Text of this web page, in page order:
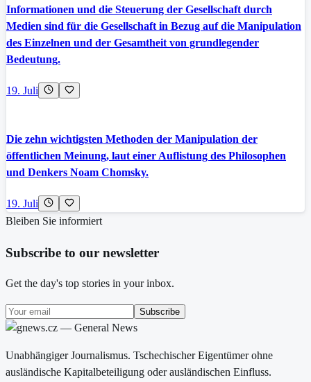
Informationen und die Steuerung der Gesellschaft durch
Medien sind für die Gesellschaft in Bezug auf die Manipulation
des Einzelnen und der Gesamtheit von grundlegender
Bedeutung.
19. Juli
Die zehn wichtigsten Methoden der Manipulation der
öffentlichen Meinung, laut einer Auflistung des Philosophen
und Denkers Noam Chomsky.
19. Juli
Bleiben Sie informiert
Subscribe to our newsletter
Get the day's top stories in your inbox.
Subscribe
Unabhängiger Journalismus. Tschechischer Eigentümer ohne
ausländische Kapitalbeteiligung oder ausländischen Einfluss.